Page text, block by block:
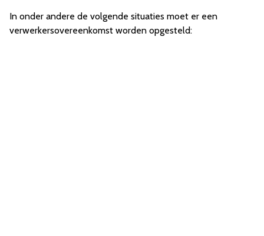
In onder andere de volgende situaties moet er een
verwerkersovereenkomst worden opgesteld: